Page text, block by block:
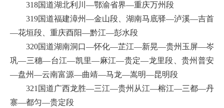
318国道湖北利川—鄂渝省界—重庆万州段
319国道福建漳州—金山段、湖南马底驿—泸溪—吉首
—花垣段、重庆酉阳—黔江—彭水段
320国道湖南洞口—怀化—芷江—新晃—贵州玉屏—岑
巩—三穗—台江—凯里—麻江—贵定—龙里段、贵州普安
—盘州—云南富源—曲靖—马龙—嵩明—昆明段
321国道广西龙胜—三江—贵州从江—榕江—三都—丹
寨—都匀—贵定段